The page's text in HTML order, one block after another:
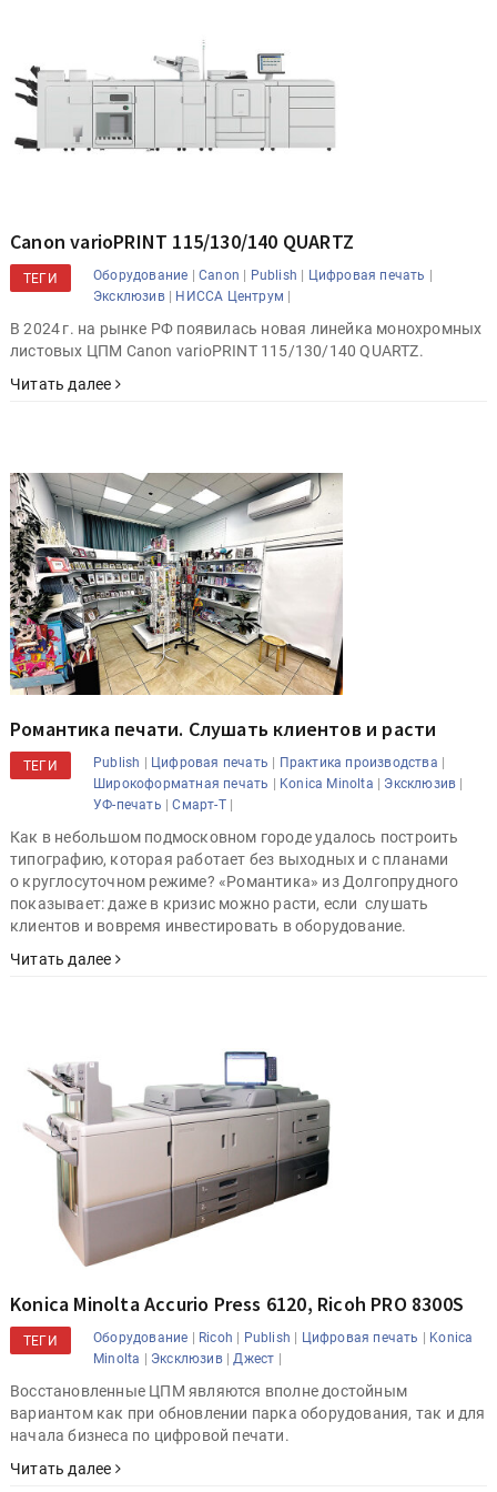
Canon varioPRINT 115/130/140 QUARTZ
ТЕГИ Оборудование |Canon | Publish | Цифровая печать |
Эксклюзив| НИССА Центрум |
В 2024 г. на рынке РФ появилась новая линейка монохромных
листовых ЦПМ Canon varioPRINT 115/130/140 QUARTZ.
Читать далее
Романтика печати. Слушать клиентов и расти
ТЕГИ Publish | Цифровая печать | Практика производства |
Широкоформатная печать | Konica Minolta | Эксклюзив |
УФ-печать |Смарт-Т|
Как в небольшом подмосковном городе удалось построить
типографию, которая работает без выходных и с планами
о круглосуточном режиме? «Романтика» из Долгопрудного
показывает: даже в кризис можно расти, если слушать
клиентов и вовремя инвестировать в оборудование.
Читать далее
Konica Minolta Accurio Press 6120, Ricoh PRO 8300S
ТЕГИ Оборудование | Ricoh | Publish | Цифровая печать | Konica
Minolta | Эксклюзив| Джест |
Восстановленные ЦПМ являются вполне достойным
вариантом как при обновлении парка оборудования, так и для
начала бизнеса по цифровой печати.
Читать далее